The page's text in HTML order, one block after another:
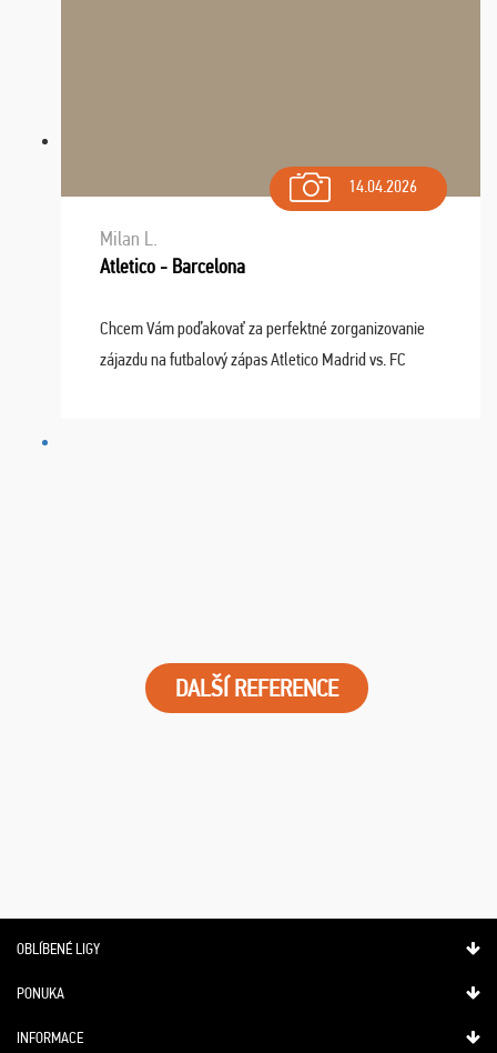
14.04.2026
Milan L.
Atletico - Barcelona
Chcem Vám poďakovať za perfektné zorganizovanie
zájazdu na futbalový zápas Atletico Madrid vs. FC
DALŠÍ REFERENCE
OBLÍBENÉ LIGY
PONUKA
INFORMACE